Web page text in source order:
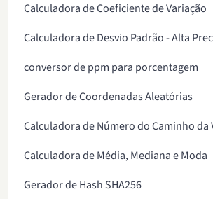
Calculadora de Coeficiente de Variação
Calculadora de Desvio Padrão - Alta
conversor de ppm para porcentagem
Gerador de Coordenadas Aleatórias
Calculadora de Número do Caminho da
Calculadora de Média, Mediana e Moda
Gerador de Hash SHA256